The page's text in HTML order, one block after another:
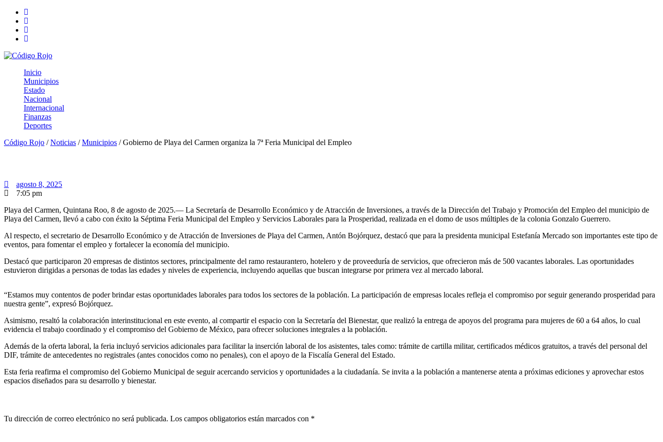
Inicio
Municipios
Estado
Nacional
Internacional
Finanzas
Deportes
Código Rojo /Noticias /Municipios /Gobierno de Playa del Carmen organiza la 7ª Feria Municipal del Empleo
agosto 8, 2025
7:05 pm
Playa del Carmen, Quintana Roo, 8 de agosto de 2025.— La Secretaría de Desarrollo Económico y de Atracción de Inversiones, a través de la Dirección del Trabajo y Promoción del Empleo del municipio de
Playa del Carmen, llevó a cabo con éxito la Séptima Feria Municipal del Empleo y Servicios Laborales para la Prosperidad, realizada en el domo de usos múltiples de la colonia Gonzalo Guerrero.
Al respecto, el secretario de Desarrollo Económico y de Atracción de Inversiones de Playa del Carmen, Antón Bojórquez, destacó que para la presidenta municipal Estefanía Mercado son importantes este tipo de
eventos, para fomentar el empleo y fortalecer la economía del municipio.
Destacó que participaron 20 empresas de distintos sectores, principalmente del ramo restaurantero, hotelero y de proveeduría de servicios, que ofrecieron más de 500 vacantes laborales. Las oportunidades
estuvieron dirigidas a personas de todas las edades y niveles de experiencia, incluyendo aquellas que buscan integrarse por primera vez al mercado laboral.
“Estamos muy contentos de poder brindar estas oportunidades laborales para todos los sectores de la población. La participación de empresas locales refleja el compromiso por seguir generando prosperidad para
nuestra gente”, expresó Bojórquez.
Asimismo, resaltó la colaboración interinstitucional en este evento, al compartir el espacio con la Secretaría del Bienestar, que realizó la entrega de apoyos del programa para mujeres de 60 a 64 años, lo cual
evidencia el trabajo coordinado y el compromiso del Gobierno de México, para ofrecer soluciones integrales a la población.
Además de la oferta laboral, la feria incluyó servicios adicionales para facilitar la inserción laboral de los asistentes, tales como: trámite de cartilla militar, certificados médicos gratuitos, a través del personal del
DIF, trámite de antecedentes no registrales (antes conocidos como no penales), con el apoyo de la Fiscalía General del Estado.
Esta feria reafirma el compromiso del Gobierno Municipal de seguir acercando servicios y oportunidades a la ciudadanía. Se invita a la población a mantenerse atenta a próximas ediciones y aprovechar estos
espacios diseñados para su desarrollo y bienestar.
Tu dirección de correo electrónico no será publicada. Los campos obligatorios están marcados con *